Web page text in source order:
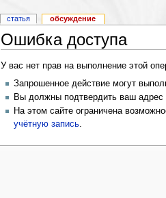
Ошибка доступа
У вас нет прав на выполнение этой
Запрошенное действие могут
Вы должны подтвердить ваш адрес
На этом сайте ограничена
учётную запись.
статья обсуждение